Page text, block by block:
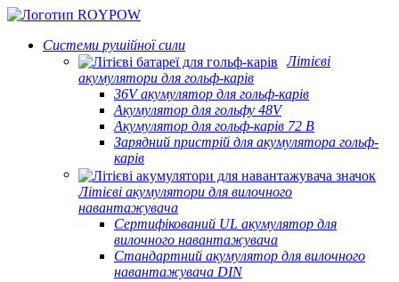
Системи рушійної сили
Літієві
акумулятори для гольф-карів
36V акумулятор для гольф-карів
Акумулятор для гольфу 48V
Акумулятор для гольф-карів 72 В
Зарядний пристрій для акумулятора гольф-
карів
Літієві акумулятори для вилочного
навантажувача
Сертифікований UL акумулятор для
вилочного навантажувача
Стандартний акумулятор для вилочного
навантажувача DIN